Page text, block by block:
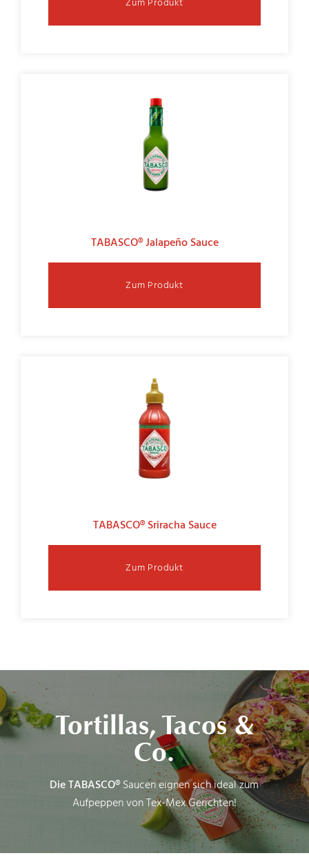
TABASCO® Jalapeño Sauce
Zum Produkt
TABASCO® Sriracha Sauce
Zum Produkt
Tortillas, Tacos &
Co.
Die TABASCO®Saucen eignen sich ideal zum
Aufpeppen von Tex-Mex Gerichten!